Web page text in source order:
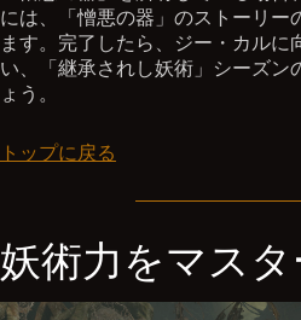
には、「憎悪の器」のストーリー
ます。完了したら、ジー・カルに
い、「継承されし妖術」シーズン
ょう。
トップに戻る
妖術力をマスタ